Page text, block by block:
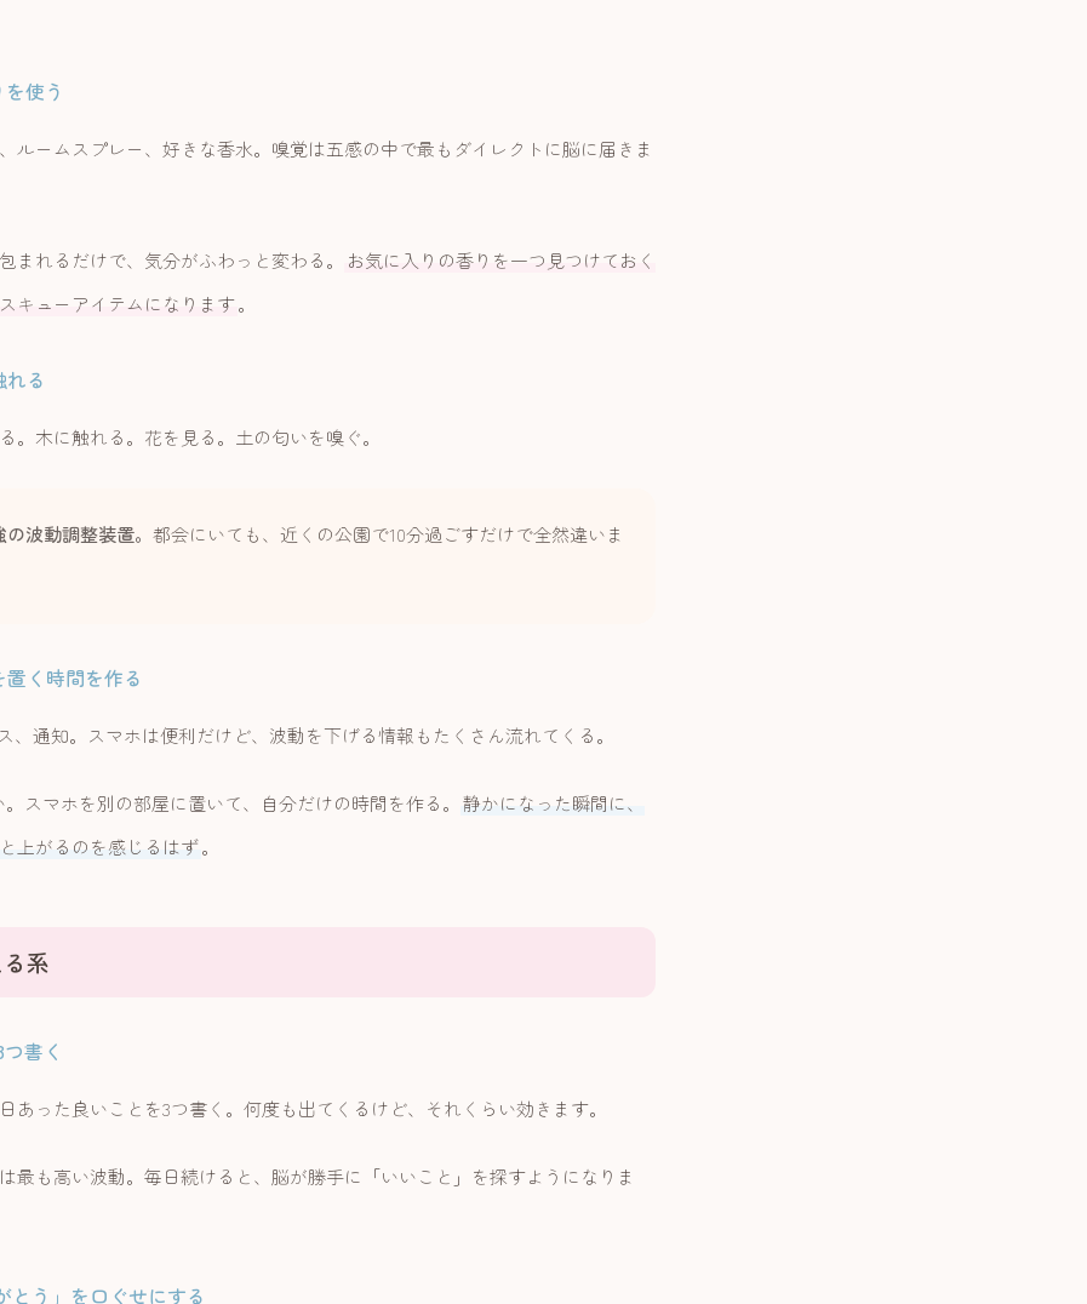
使う
ルームスプレー、好きな香水。嗅覚は五感の中で最もダイレクトに脳に届きま
まれるだけで、気分がふわっと変わる。
お気に入りの香りを一つ見つけておく
キューアイテムになります。
る
。木に触れる。花を見る。土の匂いを嗅ぐ。
波動調整装置。 都会にいても、近くの公園で10分過ごすだけで全然違いま
く時間を作る
、通知。スマホは便利だけど、波動を下げる情報もたくさん流れてくる。
。スマホを別の部屋に置いて、自分だけの時間を作る。 静かになった瞬間に、
上がるのを感じるはず。
系
書く
あった良いことを3つ書く。何度も出てくるけど、それくらい効きます。
最も高い波動。毎日続けると、脳が勝手に「いいこと」を探すようになりま
とう」を口ぐせにする